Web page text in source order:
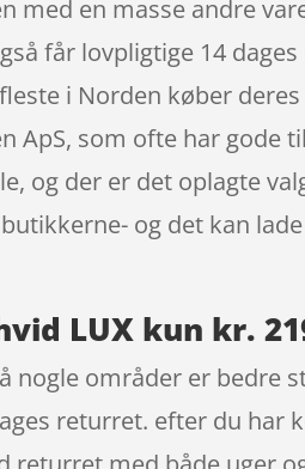
med en masse andre
får lovpligtige 14
i Norden køber deres
ApS, som ofte har gode
og der er det oplagte
og det kan
LUX kun kr.
nogle områder er bedre
returret. efter du har